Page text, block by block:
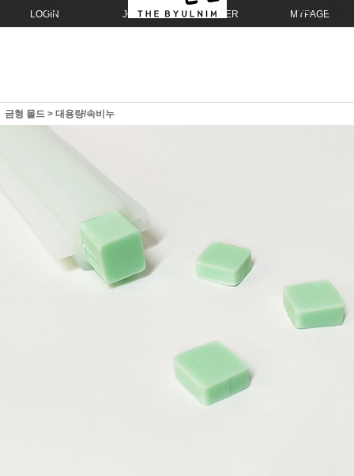
LOGIN JOIN ORDER MYPAGE
금형 몰드 > 대용량/속비누